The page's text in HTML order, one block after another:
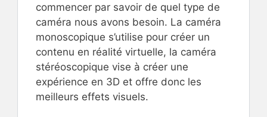
commencer par savoir de quel type de
caméra nous avons besoin. La caméra
monoscopique s’utilise pour créer un
contenu en réalité virtuelle, la caméra
stéréoscopique vise à créer une
expérience en 3D et offre donc les
meilleurs effets visuels.